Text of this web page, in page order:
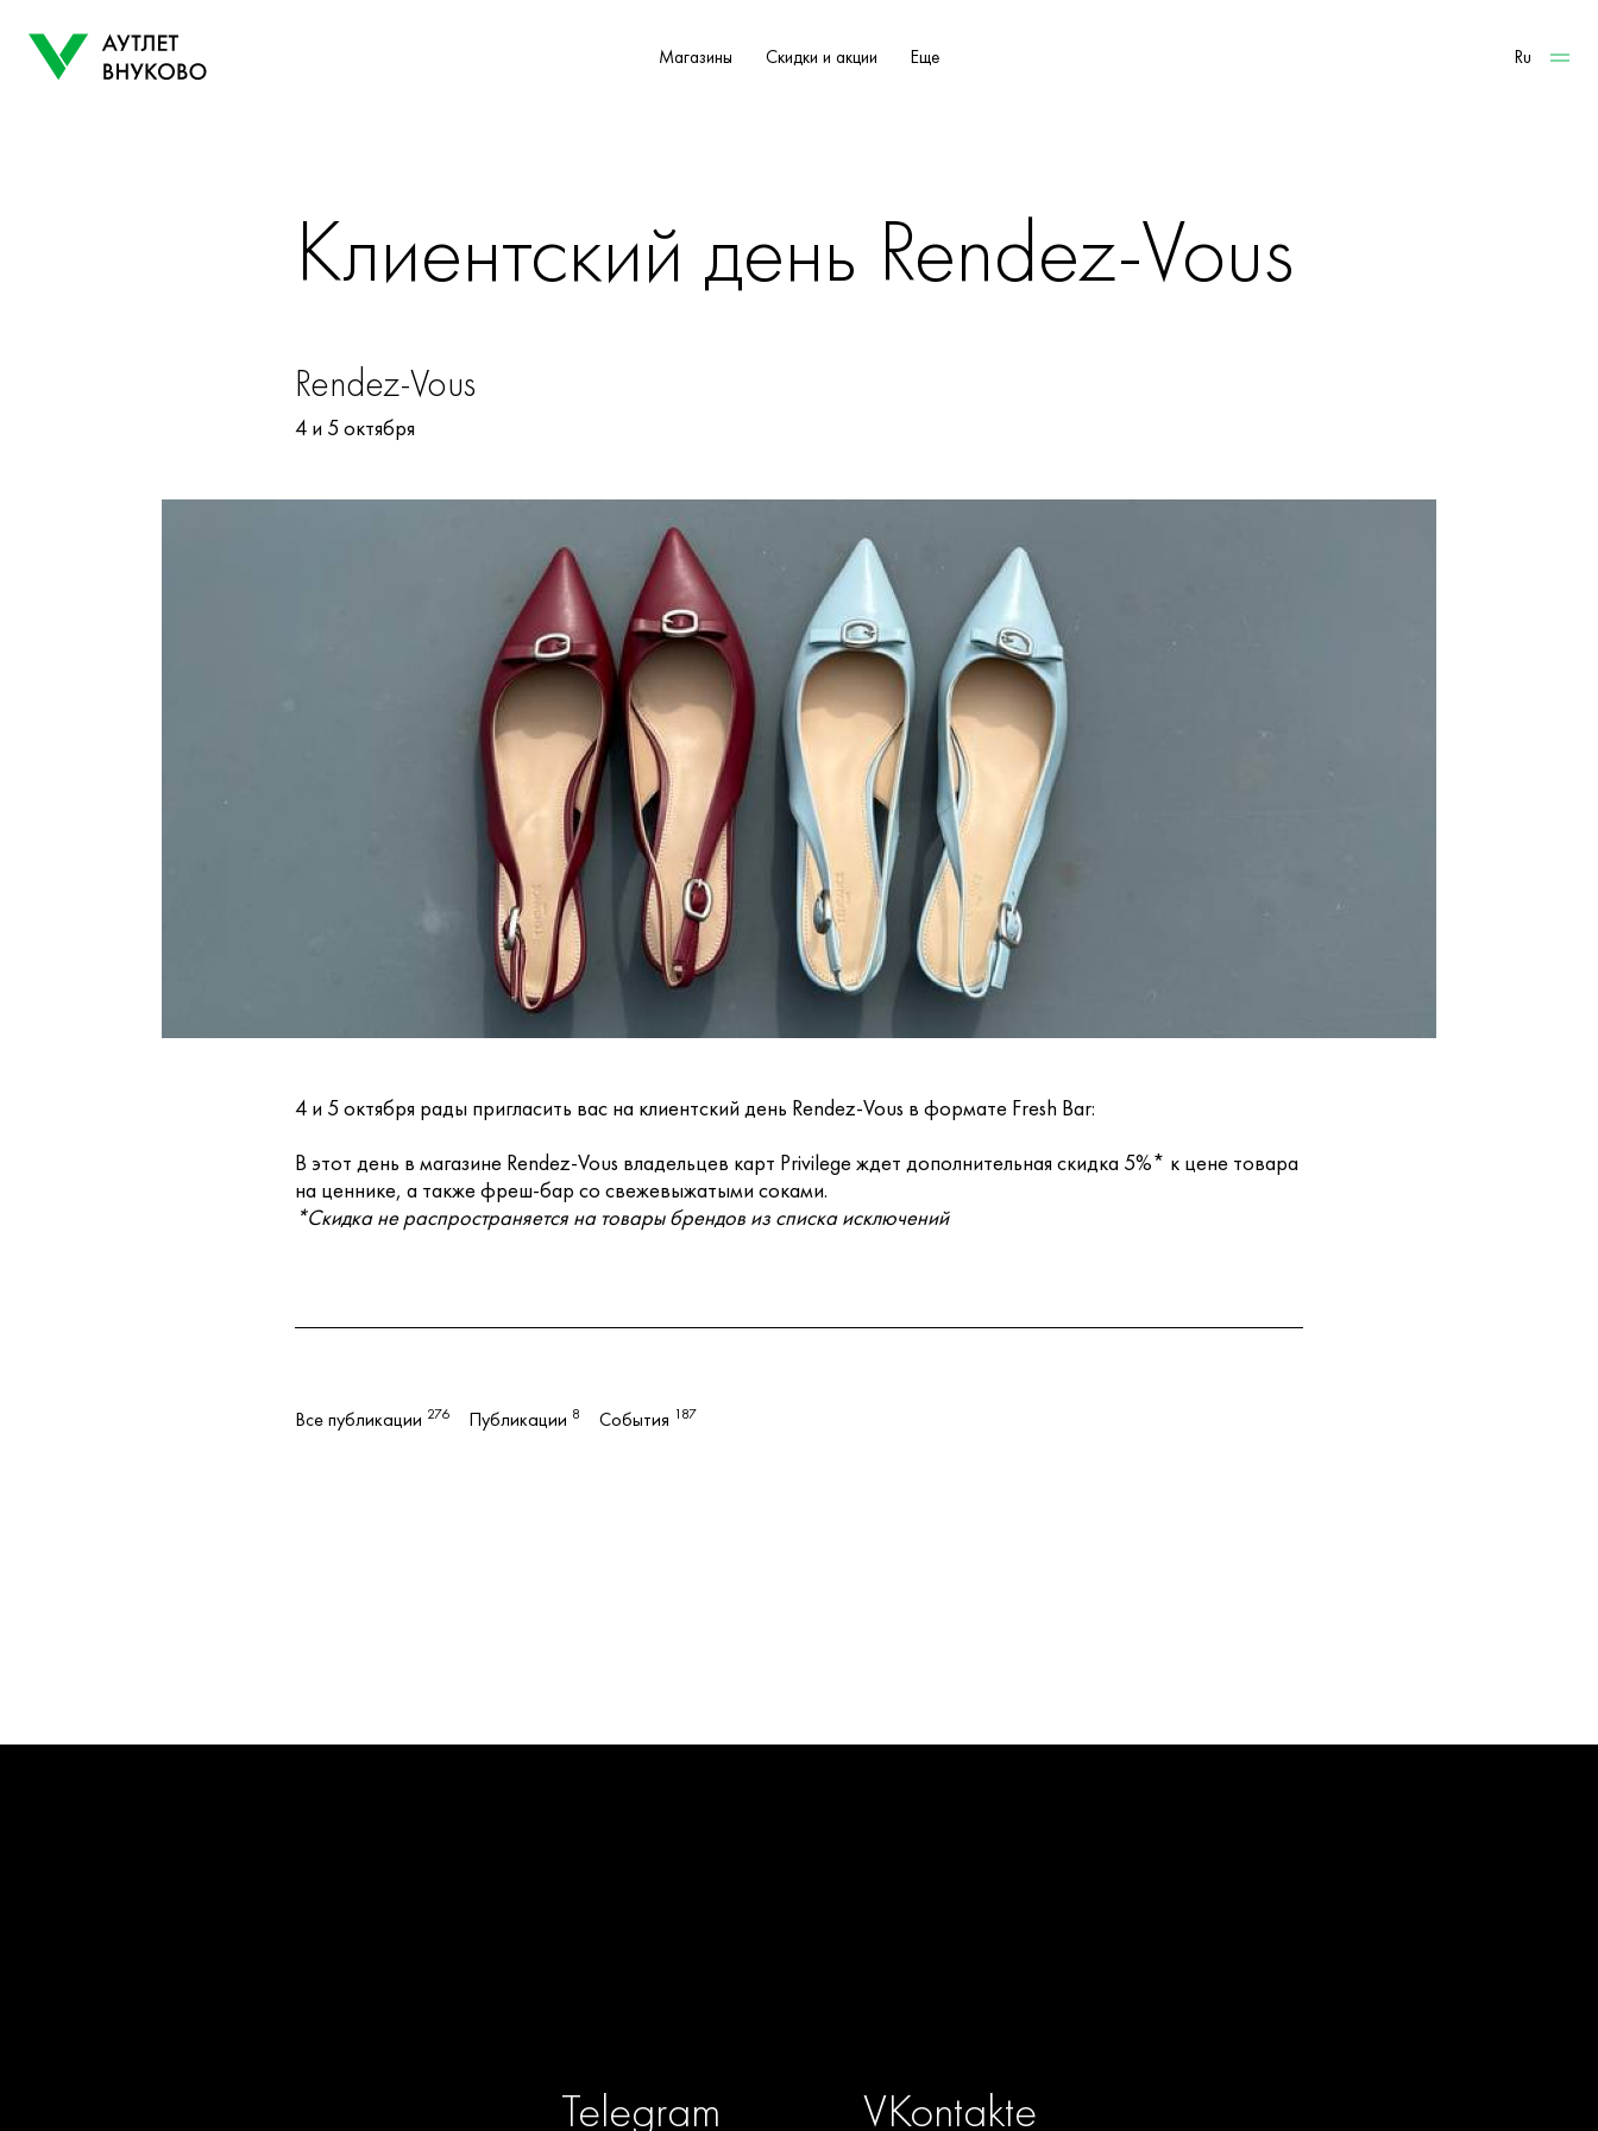
Магазины Скидки и акции Еще Ru
Клиентский день Rendez-Vous
Rendez-Vous
4 и 5 октября
4 и 5 октября рады пригласить вас на клиентский день Rendez-Vous в формате Fresh Bar:
В этот день в магазине Rendez-Vous владельцев карт Privilege ждет дополнительная скидка 5%* к цене товара
на ценнике​, а также фреш-бар со свежевыжатыми соками.
*Скидка не распространяется на товары брендов из списка исключений
Все публикации 276 Публикации 8 События 187
Telegram VKontakte